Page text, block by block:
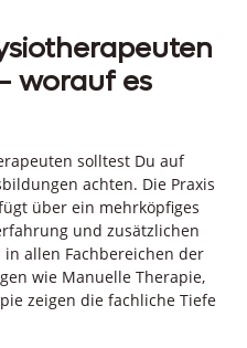
worauf es
solltest Du auf
achten. Die Praxis
über ein mehrköpfiges
und zusätzlichen
allen Fachbereichen der
wie Manuelle Therapie,
zeigen die fachliche Tiefe